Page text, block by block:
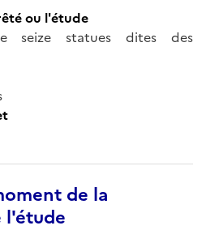
ou l'étude
seize statues dites des
de la
l'étude